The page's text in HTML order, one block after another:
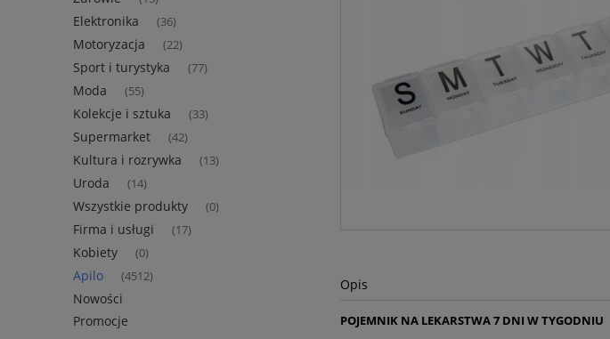
Elektronika (36)
Motoryzacja (22)
Sport i turystyka (77)
Moda (55)
Kolekcje i sztuka (33)
Supermarket (42)
Kultura i rozrywka (13)
Uroda (14)
Wszystkie produkty (0)
Firma i usługi (17)
Kobiety (0)
Apilo (4512)
Nowości
Promocje
Opis
POJEMNIK NA LEKARSTWA 7 DNI W TYGODNIU